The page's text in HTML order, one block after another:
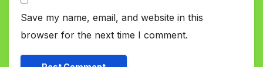
Save my name, email, and website in this
browser for the next time I comment.